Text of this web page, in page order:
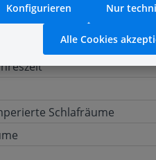
Schlafräume
Nur
Konfigurieren
Alle Cookies